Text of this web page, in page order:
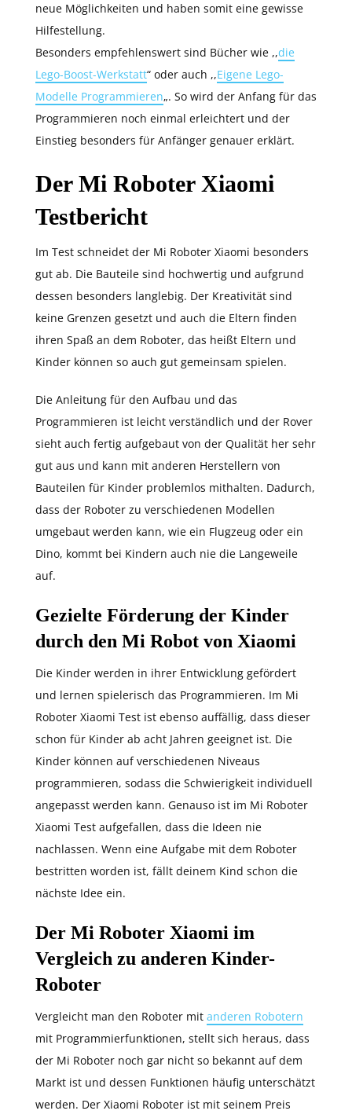
neue Möglichkeiten und haben somit eine gewisse
Hilfestellung.
Besonders empfehlenswert sind Bücher wie ,,die
Lego-Boost-Werkstatt“ oder auch ,,Eigene Lego-
Modelle Programmieren„. So wird der Anfang für das
Programmieren noch einmal erleichtert und der
Einstieg besonders für Anfänger genauer erklärt.
Der Mi Roboter Xiaomi
Testbericht
Im Test schneidet der Mi Roboter Xiaomi besonders
gut ab. Die Bauteile sind hochwertig und aufgrund
dessen besonders langlebig. Der Kreativität sind
keine Grenzen gesetzt und auch die Eltern finden
ihren Spaß an dem Roboter, das heißt Eltern und
Kinder können so auch gut gemeinsam spielen.
Die Anleitung für den Aufbau und das
Programmieren ist leicht verständlich und der Rover
sieht auch fertig aufgebaut von der Qualität her sehr
gut aus und kann mit anderen Herstellern von
Bauteilen für Kinder problemlos mithalten. Dadurch,
dass der Roboter zu verschiedenen Modellen
umgebaut werden kann, wie ein Flugzeug oder ein
Dino, kommt bei Kindern auch nie die Langeweile
auf.
Gezielte Förderung der Kinder
durch den Mi Robot von Xiaomi
Die Kinder werden in ihrer Entwicklung gefördert
und lernen spielerisch das Programmieren. Im Mi
Roboter Xiaomi Test ist ebenso auffällig, dass dieser
schon für Kinder ab acht Jahren geeignet ist. Die
Kinder können auf verschiedenen Niveaus
programmieren, sodass die Schwierigkeit individuell
angepasst werden kann. Genauso ist im Mi Roboter
Xiaomi Test aufgefallen, dass die Ideen nie
nachlassen. Wenn eine Aufgabe mit dem Roboter
bestritten worden ist, fällt deinem Kind schon die
nächste Idee ein.
Der Mi Roboter Xiaomi im
Vergleich zu anderen Kinder-
Roboter
Vergleicht man den Roboter mit anderen Robotern
mit Programmierfunktionen, stellt sich heraus, dass
der Mi Roboter noch gar nicht so bekannt auf dem
Markt ist und dessen Funktionen häufig unterschätzt
werden. Der Xiaomi Roboter ist mit seinem Preis